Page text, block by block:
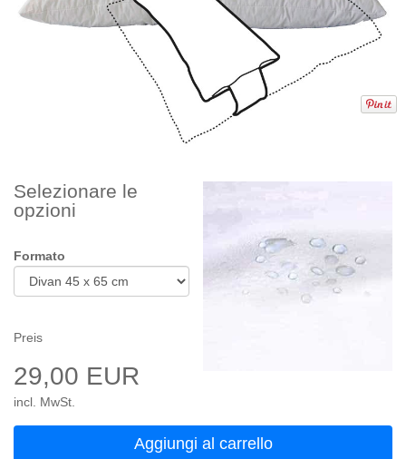
Selezionare le
opzioni
Formato
Preis
29,00 EUR
incl. MwSt.
Aggiungi al carrello